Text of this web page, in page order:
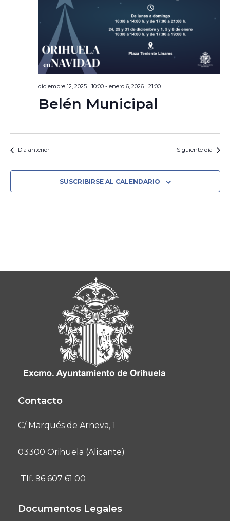
diciembre 12, 2025 | 10:00- enero 6, 2026 | 21:00
Belén Municipal
Día anterior Siguiente día
SUSCRIBIRSE AL CALENDARIO
Contacto
C/ Marqués de Arneva, 1
03300 Orihuela (Alicante)
Tlf. 96 607 61 00
Documentos Legales